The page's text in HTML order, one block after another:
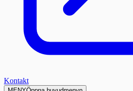
Kontakt